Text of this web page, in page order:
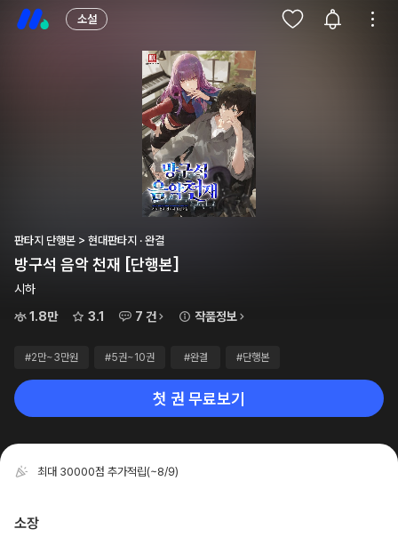
소설
판타지 단행본 > 현대판타지 · 완결
방구석 음악 천재 [단행본]
시하
1.8만
3.1 7 건 작품정보
#2만~3만원 #5권~10권 #완결 #단행본
첫 권 무료보기
최대 30000점 추가적립(~8/9)
소장